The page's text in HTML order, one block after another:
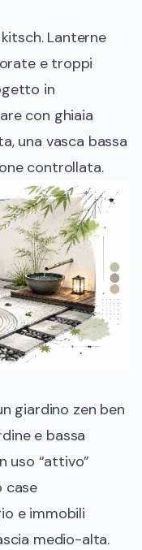
Lanterne
e troppi
in
con ghiaia
una vasca bassa
controllata.
giardino zen ben
e bassa
uso “attivo”
case
e immobili
medio-alta.